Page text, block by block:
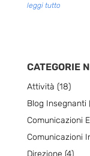
leggi tutto
CATEGORIE
Attività (18)
Blog Insegnanti
Comunicazioni
Comunicazioni